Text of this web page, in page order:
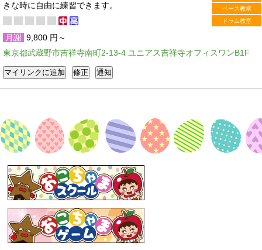
ベース教室
ドラム教室
きな時に自由に練習できます。
月謝 9,800 円～
東京都武蔵野市吉祥寺南町2-13-4 ユニアス吉祥寺オフィスワンB1F